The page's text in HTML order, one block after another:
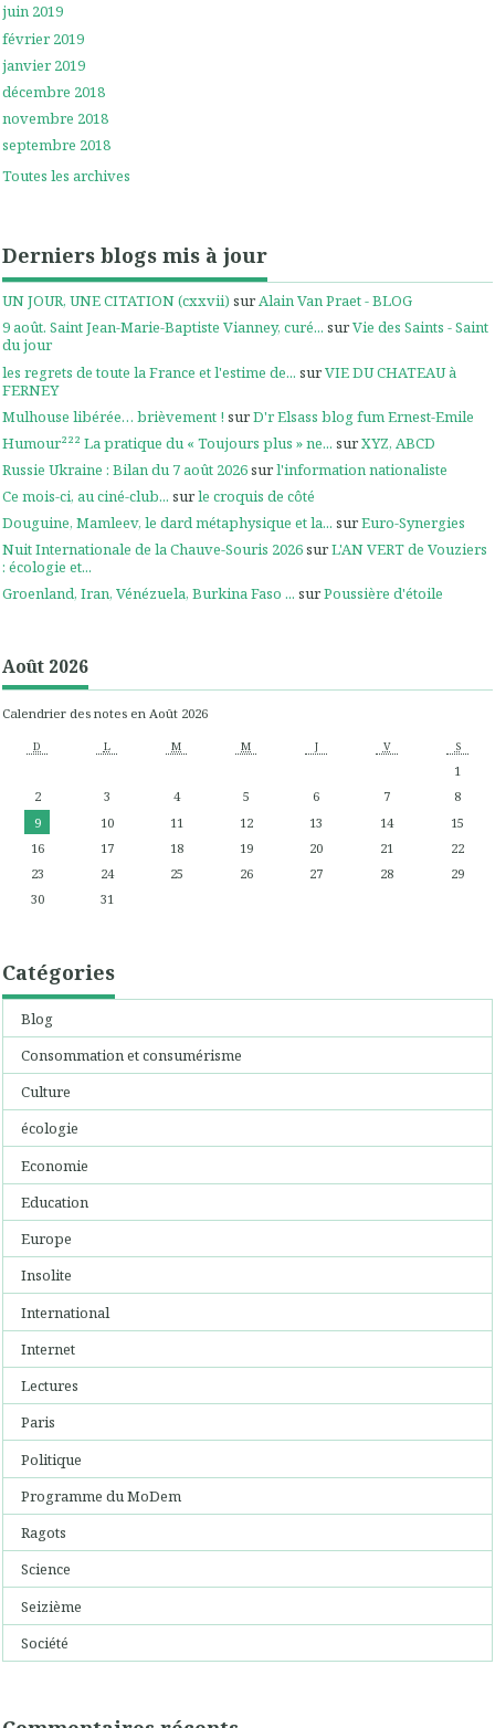
juin 2019
février 2019
janvier 2019
décembre 2018
novembre 2018
septembre 2018
Toutes les archives
Derniers blogs mis à jour
UN JOUR, UNE CITATION (cxxvii) surAlain Van Praet - BLOG
9 août. Saint Jean-Marie-Baptiste Vianney, curé... surVie des Saints - Saint
du jour
les regrets de toute la France et l'estime de... surVIE DU CHATEAU à
FERNEY
Mulhouse libérée… brièvement ! surD'r Elsass blog fum Ernest-Emile
Humour²²² La pratique du « Toujours plus » ne... surXYZ, ABCD
Russie Ukraine : Bilan du 7 août 2026surl'information nationaliste
Ce mois-ci, au ciné-club... surle croquis de côté
Douguine, Mamleev, le dard métaphysique et la... surEuro-Synergies
Nuit Internationale de la Chauve-Souris 2026surL'AN VERT de Vouziers
: écologie et...
Groenland, Iran, Vénézuela, Burkina Faso ... surPoussière d'étoile
Août 2026
Calendrier des notes en Août 2026
D L M M J V S
1
2
3 4 5 6 7
8
9
10 11 12 13 14
15
16
17 18 19 20 21
22
23
24 25 26 27 28
29
30
31
Catégories
Blog
Consommation et consumérisme
Culture
écologie
Economie
Education
Europe
Insolite
International
Internet
Lectures
Paris
Politique
Programme du MoDem
Ragots
Science
Seizième
Société